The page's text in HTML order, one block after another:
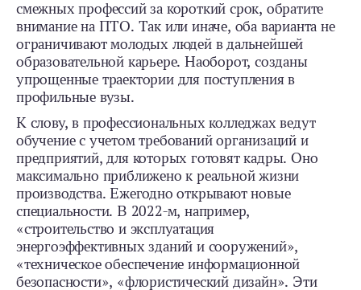
смежных профессий за короткий срок, обратите
внимание на ПТО. Так или иначе, оба варианта не
ограничивают молодых людей в дальнейшей
образовательной карьере. Наоборот, созданы
упрощенные траектории для поступления в
профильные вузы.
К слову, в профессиональных колледжах ведут
обучение с учетом требований организаций и
предприятий, для которых готовят кадры. Оно
максимально приближено к реальной жизни
производства. Ежегодно открывают новые
специальности. В 2022-м, например,
«строительство и эксплуатация
энергоэффективных зданий и сооружений»,
«техническое обеспечение информационной
безопасности», «флористический дизайн». Эти